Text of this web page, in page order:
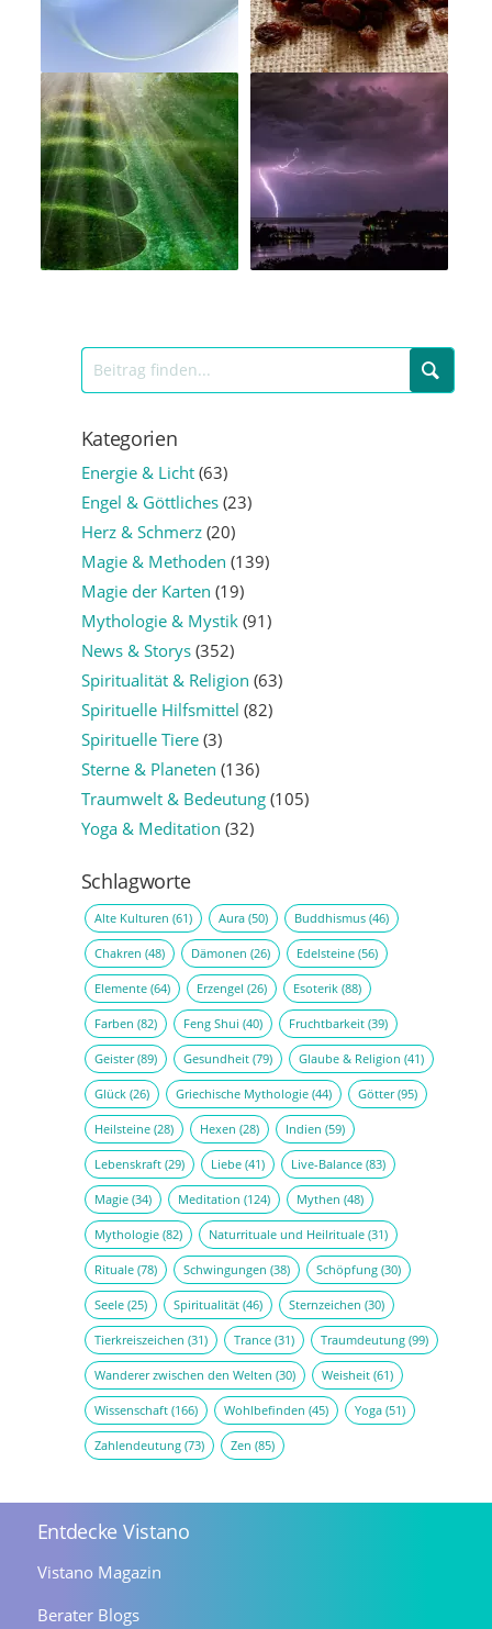
Kategorien
Energie & Licht(63)
Engel & Göttliches(23)
Herz & Schmerz(20)
Magie & Methoden (139)
Magie der Karten (19)
Mythologie & Mystik(91)
News & Storys(352)
Spiritualität & Religion (63)
Spirituelle Hilfsmittel (82)
Spirituelle Tiere(3)
Sterne & Planeten (136)
Traumwelt & Bedeutung(105)
Yoga & Meditation (32)
Schlagworte
Alte Kulturen (61) Aura(50) Buddhismus(46)
Chakren (48) Dämonen (26) Edelsteine(56)
Elemente(64) Erzengel (26) Esoterik(88)
Farben (82) Feng Shui (40) Fruchtbarkeit(39)
Geister(89) Gesundheit(79) Glaube & Religion (41)
Glück(26) Griechische Mythologie(44) Götter(95)
Heilsteine(28) Hexen (28) Indien (59)
Lebenskraft(29) Liebe(41) Live-Balance(83)
Magie(34) Meditation (124) Mythen (48)
Mythologie(82) Naturrituale und Heilrituale(31)
Rituale(78) Schwingungen (38) Schöpfung(30)
Seele(25) Spiritualität(46) Sternzeichen (30)
Tierkreiszeichen (31) Trance(31) Traumdeutung(99)
Wanderer zwischen den Welten (30) Weisheit(61)
Wissenschaft(166) Wohlbefinden (45) Yoga(51)
Zahlendeutung(73) Zen (85)
Entdecke Vistano
Vistano Magazin
Berater Blogs